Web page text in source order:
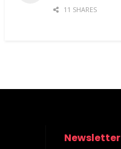
11 SHARES
Newsletter